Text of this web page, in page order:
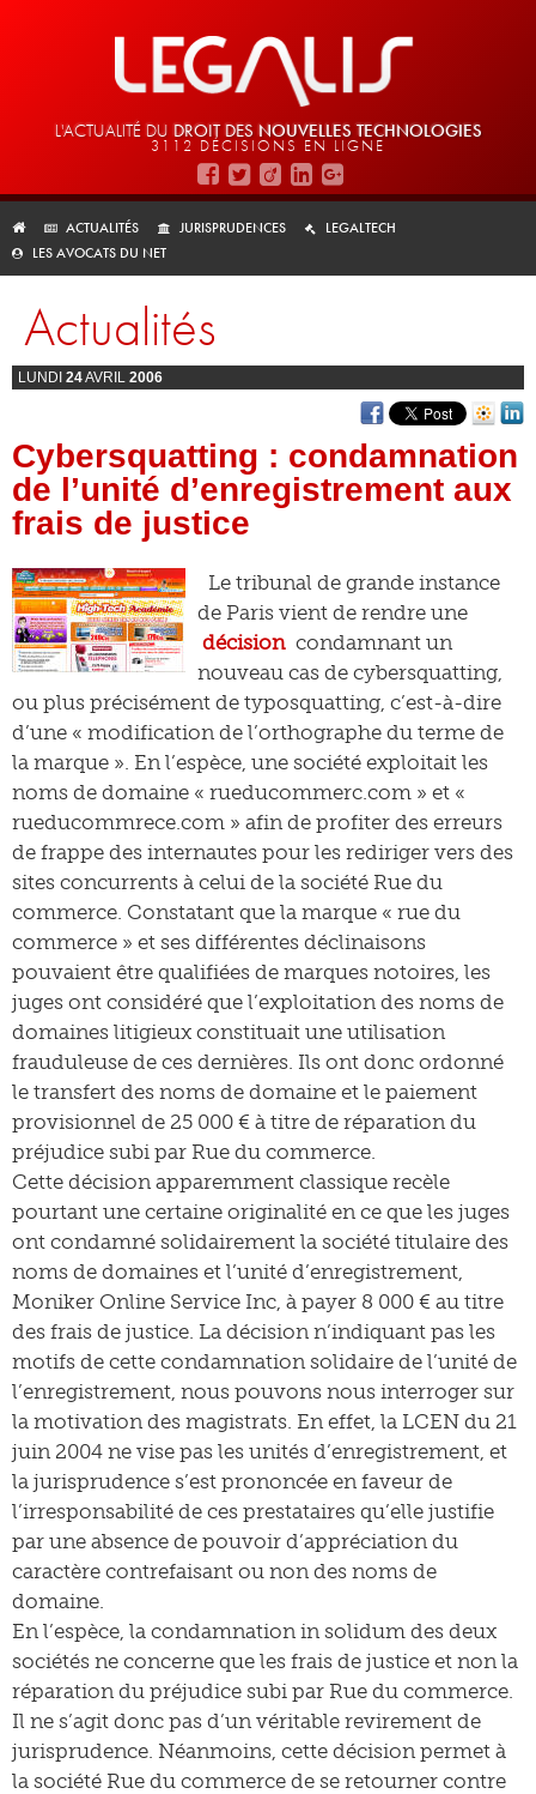
L'ACTUALITÉ DU DROIT DES NOUVELLES TECHNOLOGIES
3112 DÉCISIONS EN LIGNE
ACTUALITÉS JURISPRUDENCES
LEGALTECH
LES AVOCATS DU NET
Actualités
LUNDI 24AVRIL 2006
Cybersquatting : condamnation
de l’unité d’enregistrement aux
frais de justice
Le tribunal de grande instance
de Paris vient de rendre une
décision condamnant un
nouveau cas de cybersquatting,
ou plus précisément de typosquatting, c’est-à-dire
d’une « modification de l’orthographe du terme de
la marque ». En l’espèce, une société exploitait les
noms de domaine « rueducommerc.com » et «
rueducommrece.com » afin de profiter des erreurs
de frappe des internautes pour les rediriger vers des
sites concurrents à celui de la société Rue du
commerce. Constatant que la marque « rue du
commerce » et ses différentes déclinaisons
pouvaient être qualifiées de marques notoires, les
juges ont considéré que l’exploitation des noms de
domaines litigieux constituait une utilisation
frauduleuse de ces dernières. Ils ont donc ordonné
le transfert des noms de domaine et le paiement
provisionnel de 25 000 € à titre de réparation du
préjudice subi par Rue du commerce.
Cette décision apparemment classique recèle
pourtant une certaine originalité en ce que les juges
ont condamné solidairement la société titulaire des
noms de domaines et l’unité d’enregistrement,
Moniker Online Service Inc, à payer 8 000 € au titre
des frais de justice. La décision n’indiquant pas les
motifs de cette condamnation solidaire de l’unité de
l’enregistrement, nous pouvons nous interroger sur
la motivation des magistrats. En effet, la LCEN du 21
juin 2004 ne vise pas les unités d’enregistrement, et
la jurisprudence s’est prononcée en faveur de
l’irresponsabilité de ces prestataires qu’elle justifie
par une absence de pouvoir d’appréciation du
caractère contrefaisant ou non des noms de
domaine.
En l’espèce, la condamnation in solidum des deux
sociétés ne concerne que les frais de justice et non la
réparation du préjudice subi par Rue du commerce.
Il ne s’agit donc pas d’un véritable revirement de
jurisprudence. Néanmoins, cette décision permet à
la société Rue du commerce de se retourner contre